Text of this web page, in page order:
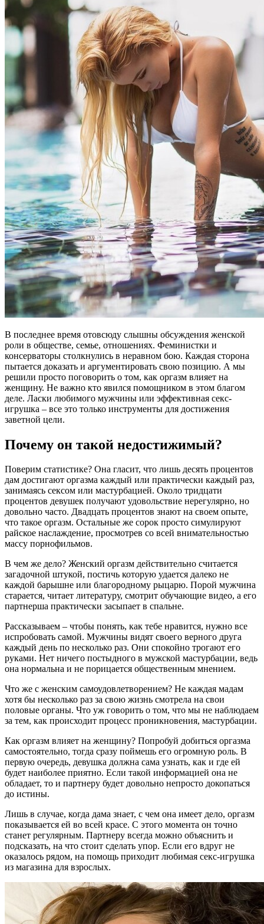
В последнее время отовсюду слышны обсуждения женской
роли в обществе, семье, отношениях. Феминистки и
консерваторы столкнулись в неравном бою. Каждая сторона
пытается доказать и аргументировать свою позицию. А мы
решили просто поговорить о том, как оргазм влияет на
женщину. Не важно кто явился помощником в этом благом
деле. Ласки любимого мужчины или эффективная секс-
игрушка – все это только инструменты для достижения
заветной цели.
Почему он такой недостижимый?
Поверим статистике? Она гласит, что лишь десять процентов
дам достигают оргазма каждый или практически каждый раз,
занимаясь сексом или мастурбацией. Около тридцати
процентов девушек получают удовольствие нерегулярно, но
довольно часто. Двадцать процентов знают на своем опыте,
что такое оргазм. Остальные же сорок просто симулируют
райское наслаждение, просмотрев со всей внимательностью
массу порнофильмов.
В чем же дело? Женский оргазм действительно считается
загадочной штукой, постичь которую удается далеко не
каждой барышне или благородному рыцарю. Порой мужчина
старается, читает литературу, смотрит обучающие видео, а его
партнерша практически засыпает в спальне.
Рассказываем – чтобы понять, как тебе нравится, нужно все
испробовать самой. Мужчины видят своего верного друга
каждый день по несколько раз. Они спокойно трогают его
руками. Нет ничего постыдного в мужской мастурбации, ведь
она нормальна и не порицается общественным мнением.
Что же с женским самоудовлетворением? Не каждая мадам
хотя бы несколько раз за свою жизнь смотрела на свои
половые органы. Что уж говорить о том, что мы не наблюдаем
за тем, как происходит процесс проникновения, мастурбации.
Как оргазм влияет на женщину? Попробуй добиться оргазма
самостоятельно, тогда сразу поймешь его огромную роль. В
первую очередь, девушка должна сама узнать, как и где ей
будет наиболее приятно. Если такой информацией она не
обладает, то и партнеру будет довольно непросто докопаться
до истины.
Лишь в случае, когда дама знает, с чем она имеет дело, оргазм
показывается ей во всей красе. С этого момента он точно
станет регулярным. Партнеру всегда можно объяснить и
подсказать, на что стоит сделать упор. Если его вдруг не
оказалось рядом, на помощь приходит любимая секс-игрушка
из магазина для взрослых.